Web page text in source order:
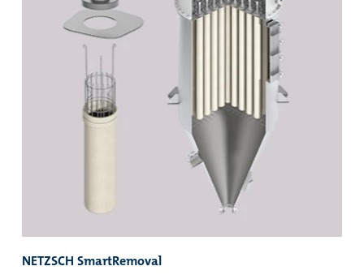
NETZSCH SmartRemoval